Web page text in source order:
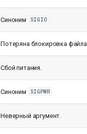
Синоним SIGIO
Потеряна блокировка файла.
Сбой питания.
Синоним SIGPWR
Неверный аргумент.